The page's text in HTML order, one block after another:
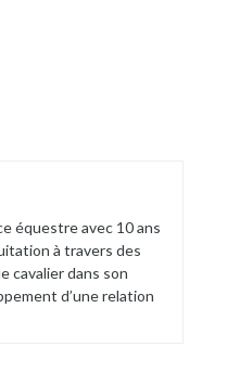
équestre avec 10 ans
à travers des
cavalier dans son
d’une relation